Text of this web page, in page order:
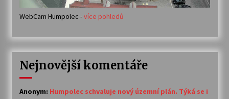
WebCam Humpolec -více pohledů
Nejnovější komentáře
Anonym: Humpolec schvaluje nový územní plán. Týká se i